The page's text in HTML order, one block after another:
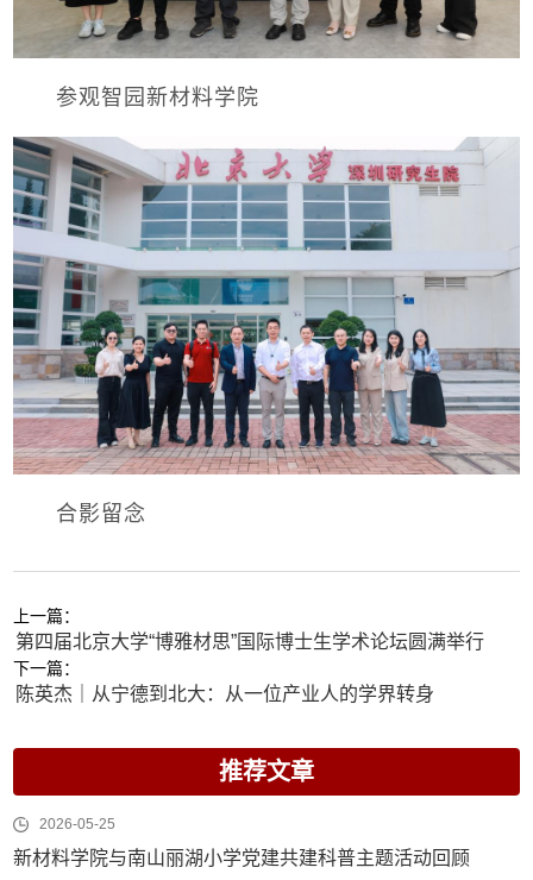
参观智园新材料学院
合影留念
上一篇：
第四届北京大学“博雅材思”国际博士生学术论坛圆满举行
下一篇：
陈英杰｜从宁德到北大：从一位产业人的学界转身
推荐文章
2026-05-25
新材料学院与南山丽湖小学党建共建科普主题活动回顾